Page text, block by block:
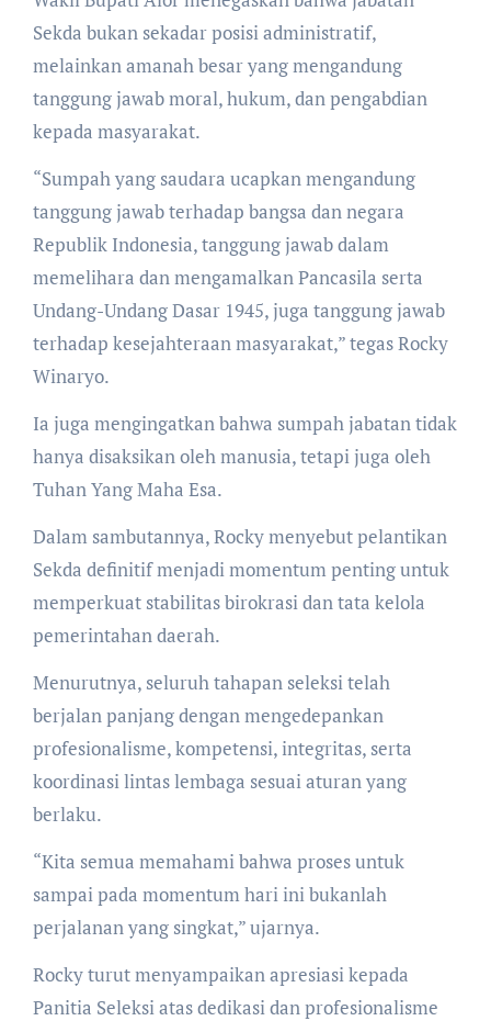
Sekda bukan sekadar posisi administratif,
melainkan amanah besar yang mengandung
tanggung jawab moral, hukum, dan pengabdian
kepada masyarakat.
“Sumpah yang saudara ucapkan mengandung
tanggung jawab terhadap bangsa dan negara
Republik Indonesia, tanggung jawab dalam
memelihara dan mengamalkan Pancasila serta
Undang-Undang Dasar 1945, juga tanggung jawab
terhadap kesejahteraan masyarakat,” tegas Rocky
Winaryo.
Ia juga mengingatkan bahwa sumpah jabatan tidak
hanya disaksikan oleh manusia, tetapi juga oleh
Tuhan Yang Maha Esa.
Dalam sambutannya, Rocky menyebut pelantikan
Sekda definitif menjadi momentum penting untuk
memperkuat stabilitas birokrasi dan tata kelola
pemerintahan daerah.
Menurutnya, seluruh tahapan seleksi telah
berjalan panjang dengan mengedepankan
profesionalisme, kompetensi, integritas, serta
koordinasi lintas lembaga sesuai aturan yang
berlaku.
“Kita semua memahami bahwa proses untuk
sampai pada momentum hari ini bukanlah
perjalanan yang singkat,” ujarnya.
Rocky turut menyampaikan apresiasi kepada
Panitia Seleksi atas dedikasi dan profesionalisme